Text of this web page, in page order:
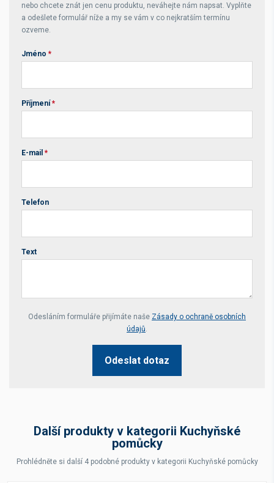
nebo chcete znát jen cenu produktu, neváhejte nám napsat. Vyplňte
a odešlete formulář níže a my se vám v co nejkratším termínu
ozveme.
Jméno *
Příjmení *
E-mail *
Telefon
Text
Your website *
Odesláním formuláře přijímáte naše Zásady o ochraně osobních
údajů.
Odeslat dotaz
Další produkty v kategorii Kuchyňské
pomůcky
Prohlédněte si další 4 podobné produkty v kategorii Kuchyňské pomůcky